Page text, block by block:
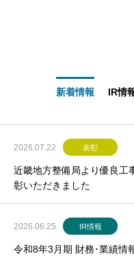
新着情報 IR情
2026.07.22 表彰
近畿地方整備局より優良工
彰いただきました
2026.06.25 IR情報
令和8年3月期 財務･業績情